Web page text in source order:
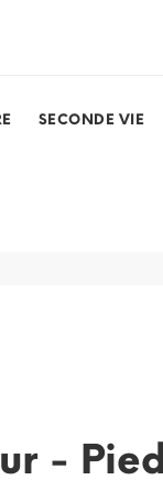
SECONDE VIE
-